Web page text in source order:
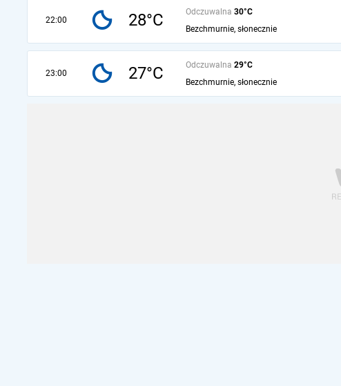
22:00 28°C Odczuwalna 30°C
Bezchmurnie, słonecznie
23:00 27°C Odczuwalna 29°C
Bezchmurnie, słonecznie